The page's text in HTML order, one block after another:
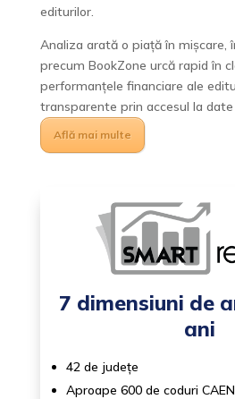
editurilor.
Analiza arată o piață în mișcare,
precum BookZone urcă rapid în
performanțele financiare ale
transparente prin accesul la
Află mai multe
7 dimensiuni de
ani
42 de județe
Aproape 600 de coduri CAEN